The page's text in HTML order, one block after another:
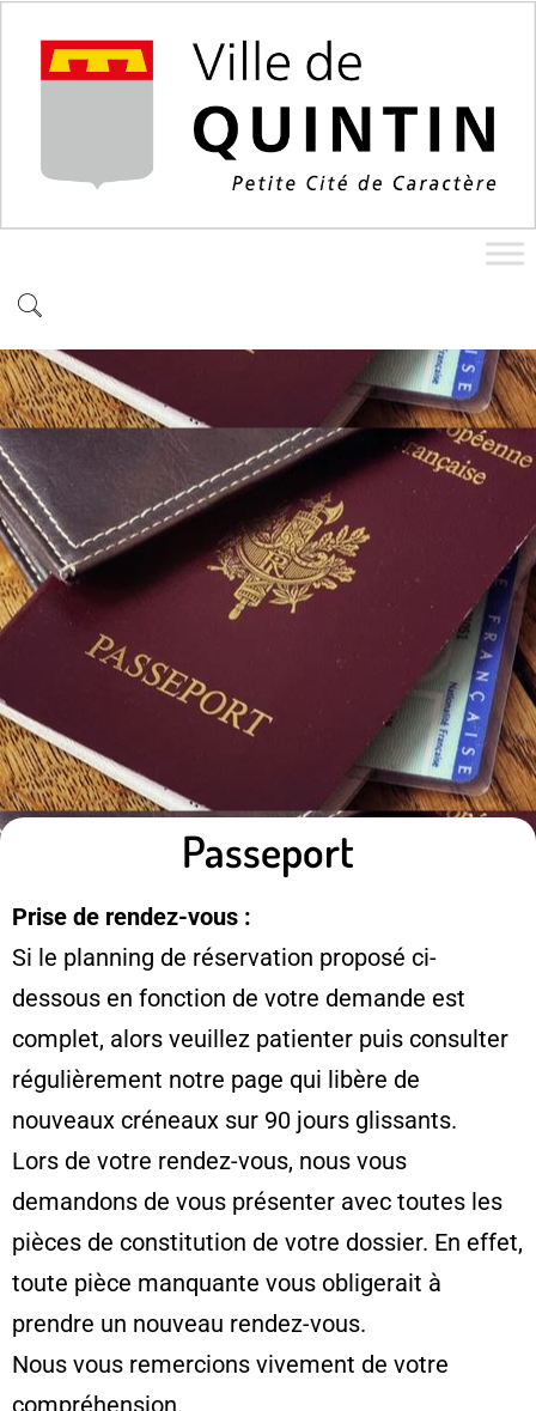
Passeport
Prise de rendez-vous :
Si le planning de réservation proposé ci-
dessous en fonction de votre demande est
complet, alors veuillez patienter puis consulter
régulièrement notre page qui libère de
nouveaux créneaux sur 90 jours glissants.
Lors de votre rendez-vous, nous vous
demandons de vous présenter avec toutes les
pièces de constitution de votre dossier. En effet,
toute pièce manquante vous obligerait à
prendre un nouveau rendez-vous.
Nous vous remercions vivement de votre
compréhension.